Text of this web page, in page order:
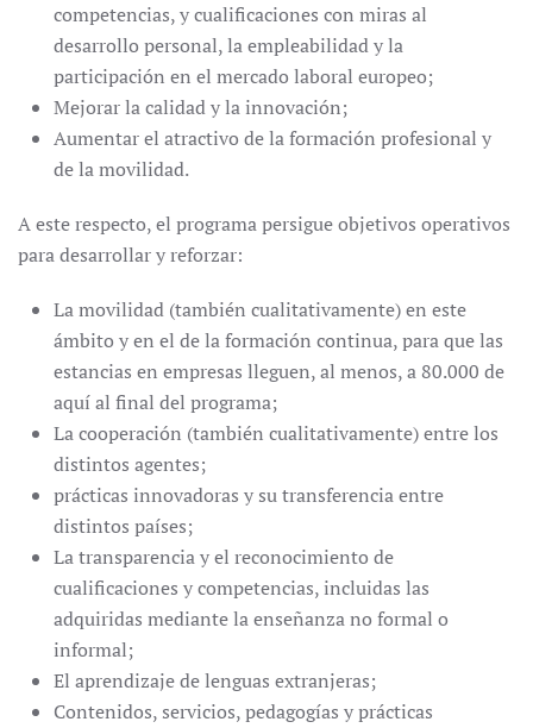
competencias, y cualificaciones con miras al
desarrollo personal, la empleabilidad y la
participación en el mercado laboral europeo;
Mejorar la calidad y la innovación;
Aumentar el atractivo de la formación profesional y
de la movilidad.
A este respecto, el programa persigue objetivos operativos
para desarrollar y reforzar:
La movilidad (también cualitativamente) en este
ámbito y en el de la formación continua, para que las
estancias en empresas lleguen, al menos, a 80.000 de
aquí al final del programa;
La cooperación (también cualitativamente) entre los
distintos agentes;
prácticas innovadoras y su transferencia entre
distintos países;
La transparencia y el reconocimiento de
cualificaciones y competencias, incluidas las
adquiridas mediante la enseñanza no formal o
informal;
El aprendizaje de lenguas extranjeras;
Contenidos, servicios, pedagogías y prácticas